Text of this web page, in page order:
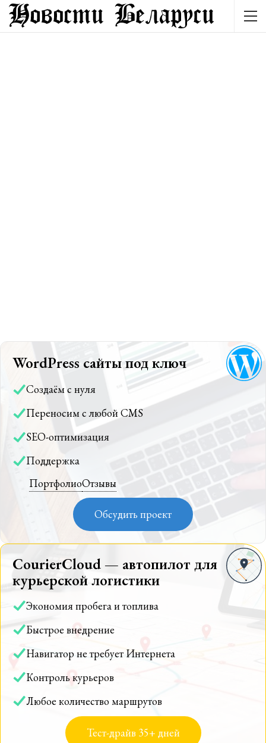
WordPress сайты под ключ
Создаём с нуля
Переносим с любой CMS
SEO-оптимизация
Поддержка
ПортфолиоОтзывы
Обсудить проект
CourierCloud — автопилот для
курьерской логистики
Экономия пробега и топлива
Быстрое внедрение
Навигатор не требует Интернета
Контроль курьеров
Любое количество маршрутов
Тест-драйв 35+ дней